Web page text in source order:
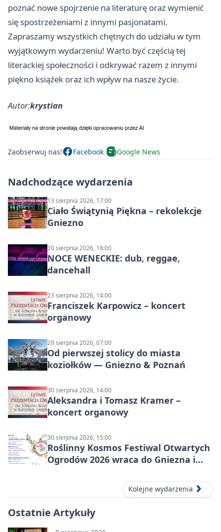
poznać nowe spojrzenie na literaturę oraz wymienić
się spostrzeżeniami z innymi pasjonatami.
Zapraszamy wszystkich chętnych do udziału w tym
wyjątkowym wydarzeniu! Warto być częścią tej
literackiej społeczności i odkrywać razem z innymi
piękno książek oraz ich wpływ na nasze życie.
Autor:krystian
Zaobserwuj nas! Facebook Google News
Nadchodzące wydarzenia
13 sierpnia 2026, 17:00
Ciało Świątynią Piękna – rekolekcje
Gniezno
20 sierpnia 2026, 18:00
NOCE WENECKIE: dub, reggae,
dancehall
23 sierpnia 2026, 14:00
Franciszek Karpowicz – koncert
organowy
29 sierpnia 2026, 07:00
Od pierwszej stolicy do miasta
koziołków — Gniezno & Poznań
30 sierpnia 2026, 14:00
Aleksandra i Tomasz Kramer –
koncert organowy
30 sierpnia 2026, 15:00
Roślinny Kosmos Festiwal Otwartych
Ogrodów 2026 wraca do Gniezna i
Kolejne wydarzenia
Ostatnie Artykuły